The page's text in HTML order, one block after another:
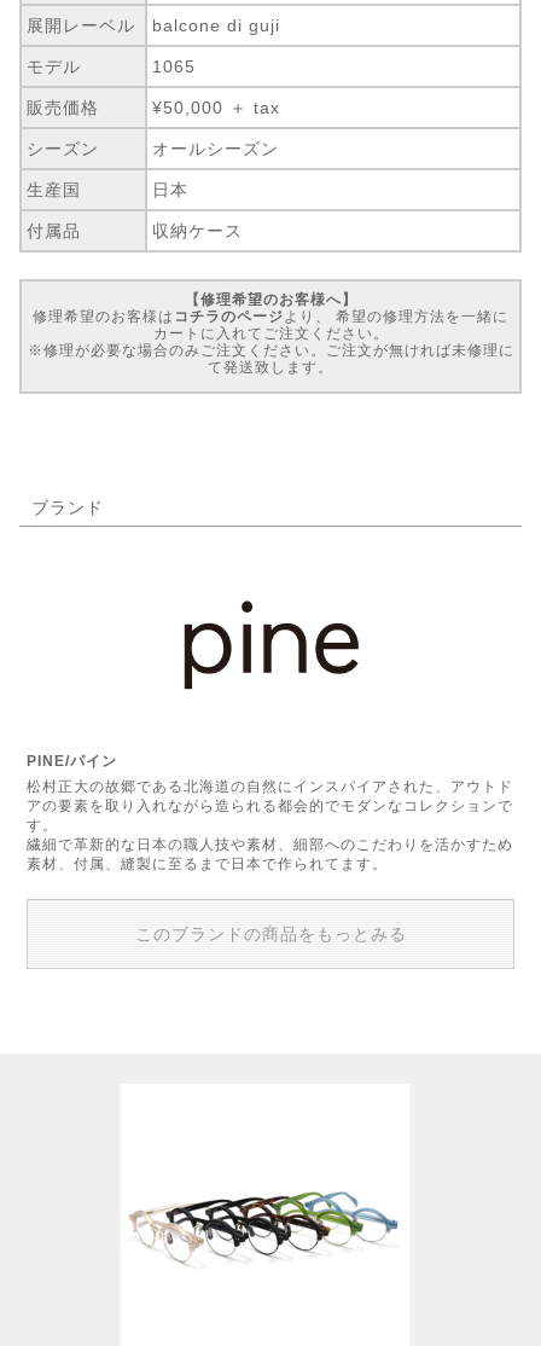
展開レーベル balcone di guji
モデル 1065
販売価格 ¥50,000 ＋ tax
シーズン オールシーズン
生産国 日本
付属品 収納ケース
【修理希望のお客様へ】
修理希望のお客様は コチラのページ より、 希望の修理方法を一緒に
カートに入れてご注文ください。
※修理が必要な場合のみご注文ください。ご注文が無ければ未修理に
て発送致します。
ブランド
PINE/パイン
松村正大の故郷である北海道の自然にインスパイアされた、アウトド
アの要素を取り入れながら造られる都会的でモダンなコレクションで
す。
繊細で革新的な日本の職人技や素材、細部へのこだわりを活かすため
素材、付属、縫製に至るまで日本で作られてます。
このブランドの商品をもっとみる